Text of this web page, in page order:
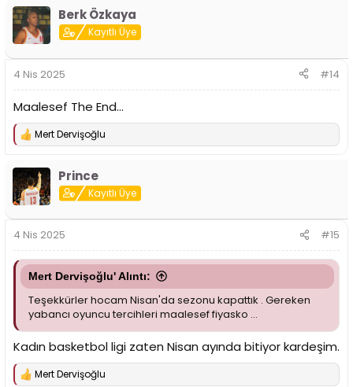
Berk Özkaya
Kayıtlı Üye
4 Nis 2025 #14
Maalesef The End...
T
k
i
l
:
Mert Dervişoğlu
Prince
Kayıtlı Üye
4 Nis 2025 #15
Mert Dervişoğlu' Alıntı:
Teşekkürler hocam Nisan'da sezonu kapattık . Gereken
yabancı oyuncu tercihleri maalesef fiyasko ...
Kadın basketbol ligi zaten Nisan ayında bitiyor kardeşim.
T
Mert Dervişoğlu